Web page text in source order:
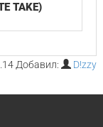
TAKE)
Добавил: D!zzy